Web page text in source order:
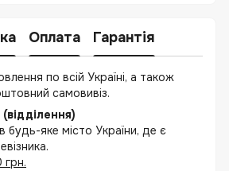
Оплата Гарантія
по всій Україні, а також
самовивіз.
будь-яке місто України, де є
грн.